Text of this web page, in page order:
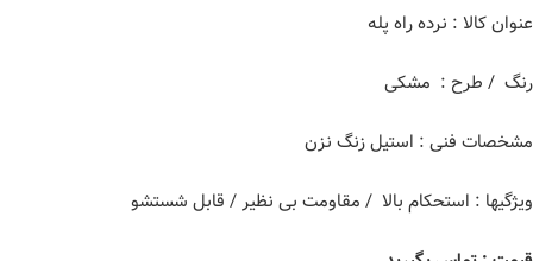
عنوان کالا : نرده راه پله
رنگ / طرح : مشکی
مشخصات فنی : استیل زنگ نزن
ویژگیها : استحکام بالا / مقاومت بی نظیر / قابل شستشو